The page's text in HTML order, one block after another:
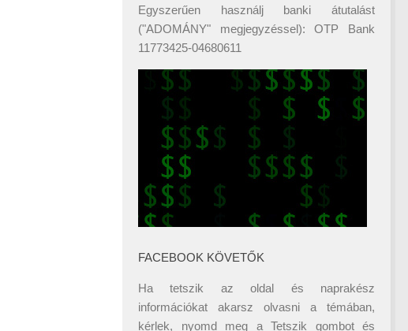
Egyszerűen használj banki átutalást
("ADOMÁNY" megjegyzéssel): OTP Bank
11773425-04680611
FACEBOOK KÖVETŐK
Ha tetszik az oldal és naprakész
információkat akarsz olvasni a témában,
kérlek, nyomd meg a Tetszik gombot és